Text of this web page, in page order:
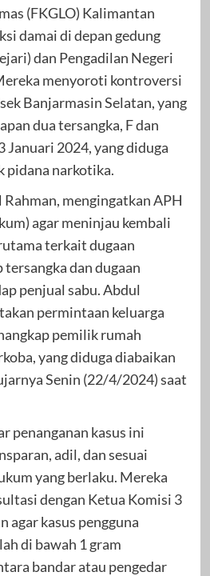
(FKGLO) Kalimantan
damai di depan gedung
dan Pengadilan Negeri
menyoroti kontroversi
Banjarmasin Selatan, yang
dua tersangka, F dan
Januari 2024, yang diduga
pidana narkotika.
Rahman, mengingatkan APH
agar meninjau kembali
terkait dugaan
dan dugaan
penjual sabu. Abdul
permintaan keluarga
pemilik rumah
yang diduga diabaikan
Senin (22/4/2024) saat
penanganan kasus ini
adil, dan sesuai
yang berlaku. Mereka
dengan Ketua Komisi 3
agar kasus pengguna
di bawah 1 gram
bandar atau pengedar